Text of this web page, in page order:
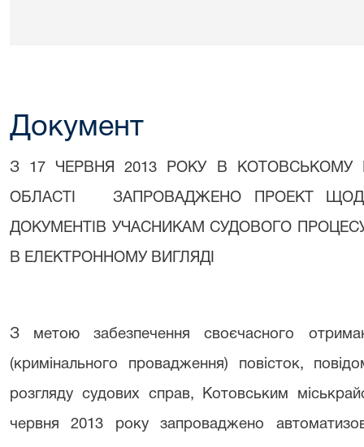
Документ
З 17 ЧЕРВНЯ 2013 РОКУ В КОТОВСЬКОМУ
ОБЛАСТІ ЗАПРОВАДЖЕНО ПРОЕКТ
ДОКУМЕНТІВ УЧАСНИКАМ СУДОВОГО
В ЕЛЕКТРОННОМУ ВИГЛЯДІ
З метою забезпечення своєчасного
(кримінального провадження) повісток,
розгляду судових справ, Котовським
червня 2013 року запроваджено